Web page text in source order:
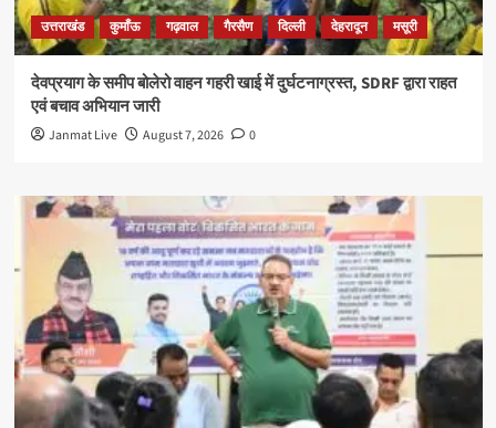
उत्तराखंड कुमाँऊ गढ़वाल गैरसैण दिल्ली देहरादून मसूरी
देवप्रयाग के समीप बोलेरो वाहन गहरी खाई में दुर्घटनाग्रस्त, SDRF द्वारा राहत
एवं बचाव अभियान जारी
Janmat Live August 7, 2026 0